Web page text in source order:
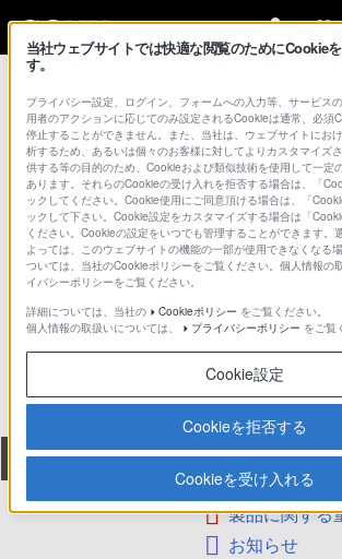
SLT-A37Y
全て ダウンロード 取扱説明書
製品に関する
お知らせ
当社ウェブサイトでは快適な閲覧のためにCookie
す。
プライバシー設定、ログイン、フォームへの入力等、サービス
用者のアクションに応じてのみ設定されるCookieは通常、必須
停止することができません。また、当社は、ウェブサイトにお
析するため、あるいは個々のお客様に対してよりカスタマイズ
供する等の目的のため、Cookieおよび類似技術を使用して一定
あります。それらのCookieの受け入れを拒否する場合は、「
ックしてください。Cookie使用にご同意頂ける場合は、「
ックして下さい。Cookie設定をカスタマイズする場合は「
ください。Cookieの設定をいつでも管理することができます。
よっては、このウェブサイトの機能の一部が使用できなくなる
ついては、当社のCookieポリシーをご覧ください。個人情報の
イバシーポリシーをご覧ください。
詳細については、当社の
Cookieポリシー をご覧ください。
個人情報の取扱いについては、
プライバシーポリシー をご覧
Cookie設定
Cookieを拒否する
Cookieを受け入れる